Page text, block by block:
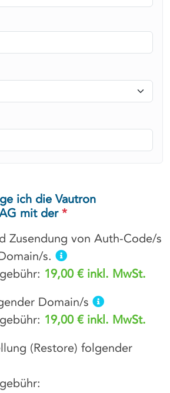
ich die Vautron
mit der *
Zusendung von Auth-Code/s
s.
19,00 € inkl. MwSt.
Domain/s
19,00 € inkl. MwSt.
(Restore) folgender